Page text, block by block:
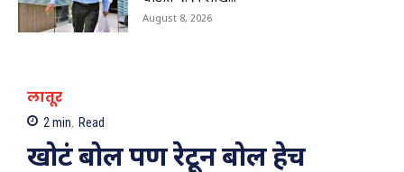
Nanded|हिमायतनगरमध्ये प्रशासनाचा बुलडोझर; उमर
चौक अतिक्रमणमुक्त
01:29
August 8, 2026